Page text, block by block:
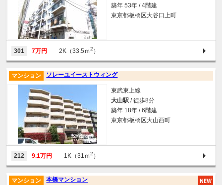
築年 53年 / 4階建
東京都板橋区大谷口上町
301 7万円 2K（33.5ｍ2 ）
ソレーユイーストウィング
マンション
東武東上線
大山駅 / 徒歩8分
築年 18年 / 6階建
東京都板橋区大山西町
212 9.1万円 1K（31ｍ2 ）
本橋マンション
マンション